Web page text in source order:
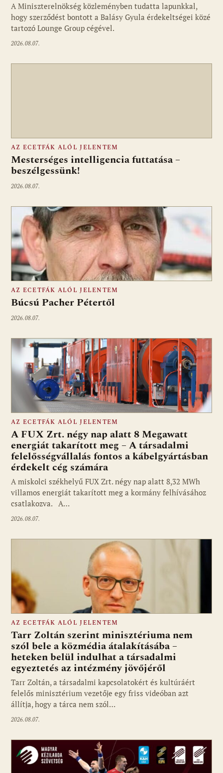
Fotó: media1.hu
A Miniszterelnökség közleményben tudatta lapunkkal,
hogy szerződést bontott a Balásy Gyula érdekeltségei közé
tartozó Lounge Group cégével.
2026.08.07.
AZ ECETFÁK ALÓL JELENTEM
Mesterséges intelligencia futtatása –
beszélgessünk!
2026.08.07.
AZ ECETFÁK ALÓL JELENTEM
Búcsú Pacher Pétertől
2026.08.07.
AZ ECETFÁK ALÓL JELENTEM
A FUX Zrt. négy nap alatt 8 Megawatt
energiát takarított meg – A társadalmi
felelősségvállalás fontos a kábelgyártásban
érdekelt cég számára
A miskolci székhelyű FUX Zrt. négy nap alatt 8,32 MWh
villamos energiát takarított meg a kormány felhívásához
csatlakozva. A…
2026.08.07.
Fotó: media1.hu
AZ ECETFÁK ALÓL JELENTEM
Tarr Zoltán szerint minisztériuma nem
szól bele a közmédia átalakításába –
heteken belül indulhat a társadalmi
egyeztetés az intézmény jövőjéről
Tarr Zoltán, a társadalmi kapcsolatokért és kultúráért
felelős minisztérium vezetője egy friss videóban azt
állítja, hogy a tárca nem szól…
2026.08.07.